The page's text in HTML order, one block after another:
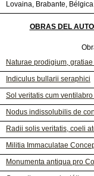
Lovaina, Brabante,
OBRAS DEL
Naturae prodigium,
Indiculus bullarii seraphici
Sol veritatis cum
Nodus indissolubilis de
Radii solis veritatis, coeli
Militia Immaculatae
Monumenta antiqua pro